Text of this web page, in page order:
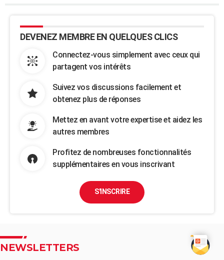
DEVENEZ MEMBRE EN QUELQUES CLICS
Connectez-vous simplement avec ceux qui
partagent vos intérêts
Suivez vos discussions facilement et
obtenez plus de réponses
Mettez en avant votre expertise et aidez les
autres membres
Profitez de nombreuses fonctionnalités
supplémentaires en vous inscrivant
S'INSCRIRE
NEWSLETTERS